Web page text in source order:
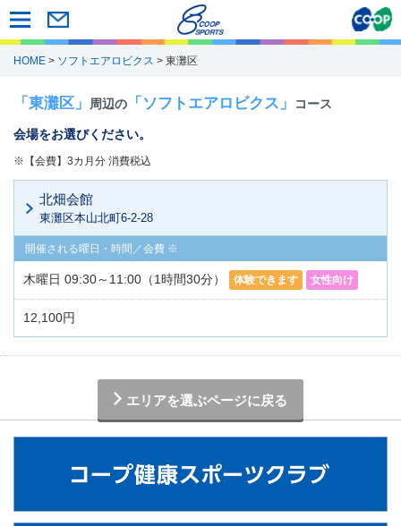
HOME > ソフトエアロビクス > 東灘区
「東灘区」 周辺の 「ソフトエアロビクス」 コース
会場をお選びください。
※【会費】3カ月分 消費税込
北畑会館
東灘区本山北町6-2-28
木曜日 09:30～11:00（1時間30分） 体験できます 女性向け
12,100円
エリアを選ぶページに戻る